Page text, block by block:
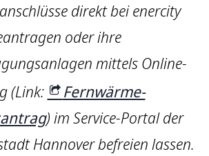
direkt bei enercity
oder ihre
mittels Online-
(Link:
Fernwärme-
) im Service-Portal der
Hannover befreien lassen.